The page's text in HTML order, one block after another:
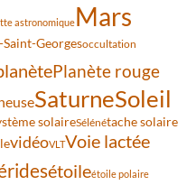
astronomiqueMars
Georgesoccultation
Planète rouge
SaturneSoleil
solaireSélénétache solaire
vidéoVLTVoie lactée
étoileétoile polaire